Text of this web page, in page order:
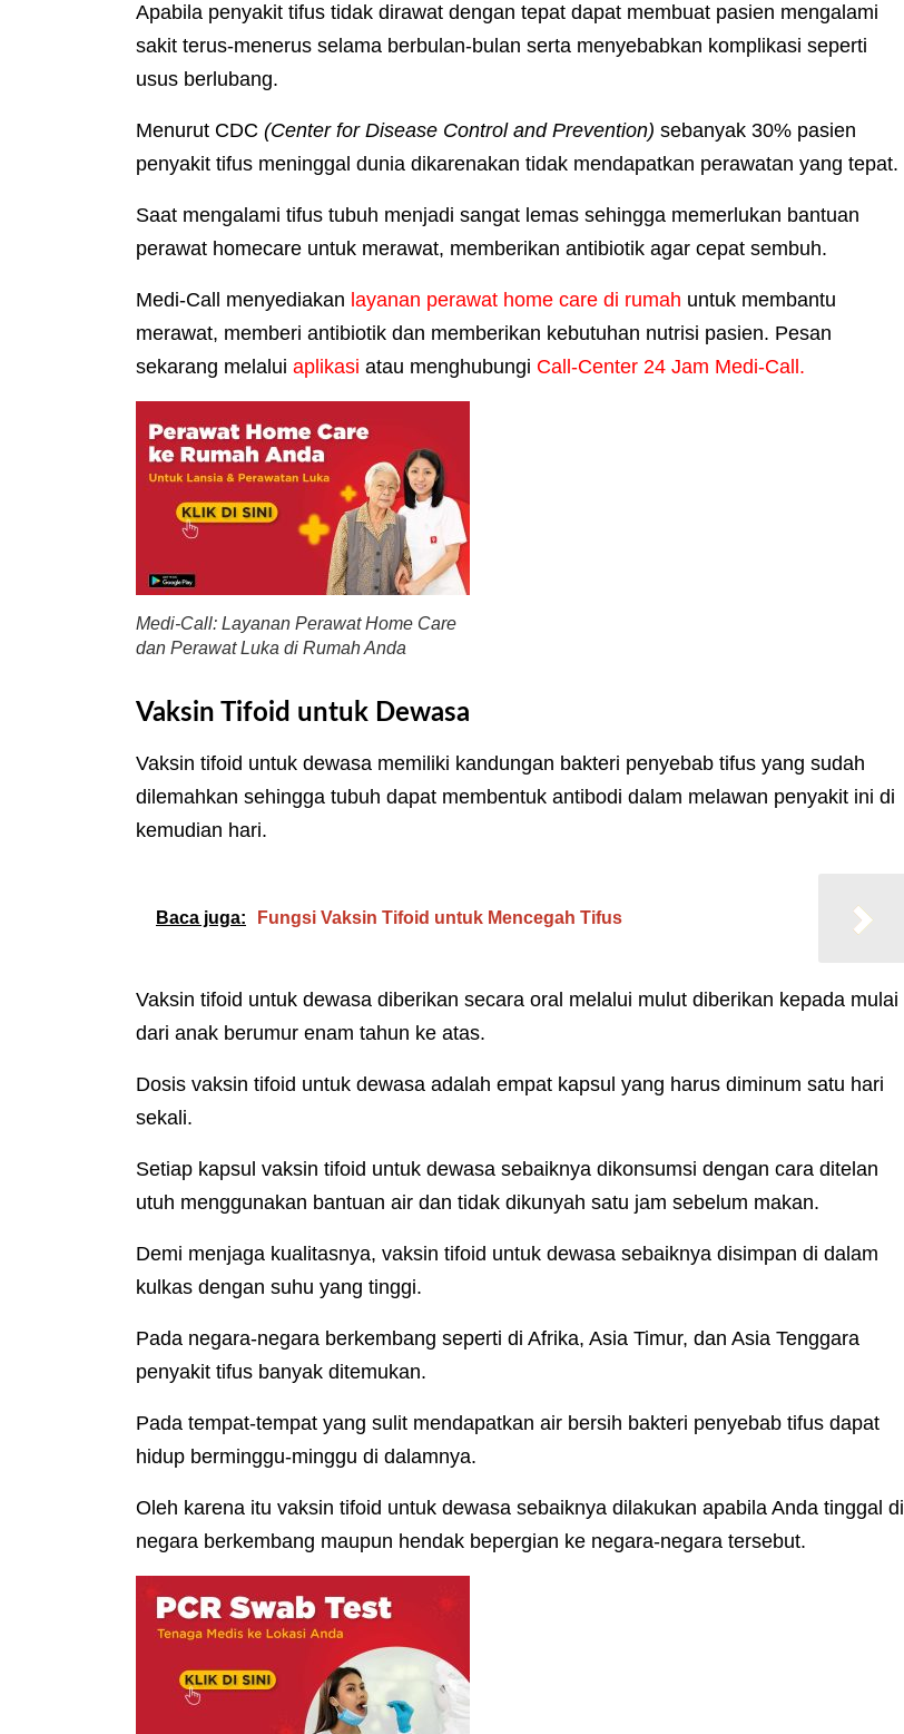
Apabila penyakit tifus tidak dirawat dengan tepat dapat membuat pasien mengalami
sakit terus-menerus selama berbulan-bulan serta menyebabkan komplikasi seperti
usus berlubang.
Menurut CDC (Center for Disease Control and Prevention) sebanyak 30% pasien
penyakit tifus meninggal dunia dikarenakan tidak mendapatkan perawatan yang tepat.
Saat mengalami tifus tubuh menjadi sangat lemas sehingga memerlukan bantuan
perawat homecare untuk merawat, memberikan antibiotik agar cepat sembuh.
Medi-Call menyediakan layanan perawat home care di rumah untuk membantu
merawat, memberi antibiotik dan memberikan kebutuhan nutrisi pasien. Pesan
sekarang melalui aplikasi atau menghubungi Call-Center 24 Jam Medi-Call.
Medi-Call: Layanan Perawat Home Care
dan Perawat Luka di Rumah Anda
Vaksin Tifoid untuk Dewasa
Vaksin tifoid untuk dewasa memiliki kandungan bakteri penyebab tifus yang sudah
dilemahkan sehingga tubuh dapat membentuk antibodi dalam melawan penyakit ini di
kemudian hari.
Baca juga: Fungsi Vaksin Tifoid untuk Mencegah Tifus
Vaksin tifoid untuk dewasa diberikan secara oral melalui mulut diberikan kepada mulai
dari anak berumur enam tahun ke atas.
Dosis vaksin tifoid untuk dewasa adalah empat kapsul yang harus diminum satu hari
sekali.
Setiap kapsul vaksin tifoid untuk dewasa sebaiknya dikonsumsi dengan cara ditelan
utuh menggunakan bantuan air dan tidak dikunyah satu jam sebelum makan.
Demi menjaga kualitasnya, vaksin tifoid untuk dewasa sebaiknya disimpan di dalam
kulkas dengan suhu yang tinggi.
Pada negara-negara berkembang seperti di Afrika, Asia Timur, dan Asia Tenggara
penyakit tifus banyak ditemukan.
Pada tempat-tempat yang sulit mendapatkan air bersih bakteri penyebab tifus dapat
hidup berminggu-minggu di dalamnya.
Oleh karena itu vaksin tifoid untuk dewasa sebaiknya dilakukan apabila Anda tinggal di
negara berkembang maupun hendak bepergian ke negara-negara tersebut.